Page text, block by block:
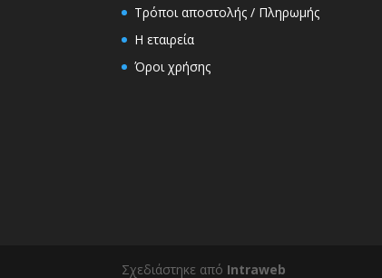
Τρόποι αποστολής / Πληρωμής
Η εταιρεία
Όροι χρήσης
Σχεδιάστηκε από Intraweb